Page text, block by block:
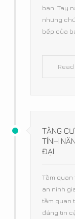
bạn. Tay
nhưng
bếp của
TĂNG
TÍNH
ĐẠI
Tầm quan
an ninh
tầm quan
đáng tin